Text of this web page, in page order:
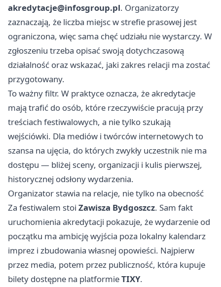
akredytacje@infosgroup.pl. Organizatorzy
zaznaczają, że liczba miejsc w strefie prasowej jest
ograniczona, więc sama chęć udziału nie wystarczy. W
zgłoszeniu trzeba opisać swoją dotychczasową
działalność oraz wskazać, jaki zakres relacji ma zostać
przygotowany.
To ważny filtr. W praktyce oznacza, że akredytacje
mają trafić do osób, które rzeczywiście pracują przy
treściach festiwalowych, a nie tylko szukają
wejściówki. Dla mediów i twórców internetowych to
szansa na ujęcia, do których zwykły uczestnik nie ma
dostępu — bliżej sceny, organizacji i kulis pierwszej,
historycznej odsłony wydarzenia.
Organizator stawia na relacje, nie tylko na obecność
Za festiwalem stoi Zawisza Bydgoszcz. Sam fakt
uruchomienia akredytacji pokazuje, że wydarzenie od
początku ma ambicję wyjścia poza lokalny kalendarz
imprez i zbudowania własnej opowieści. Najpierw
przez media, potem przez publiczność, która kupuje
bilety dostępne na platformieTIXY.